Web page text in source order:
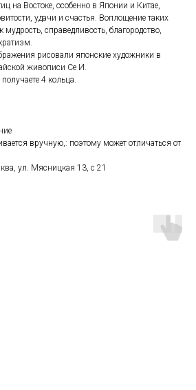
на Востоке, особенно в Японии и Китае,
удачи и счастья. Воплощение таких
мудрость, справедливость, благородство,
рисовали японские художники в
живописи Се И.
4 кольца.
вручную,: поэтому может отличаться от
ул. Мясницкая 13, с 21